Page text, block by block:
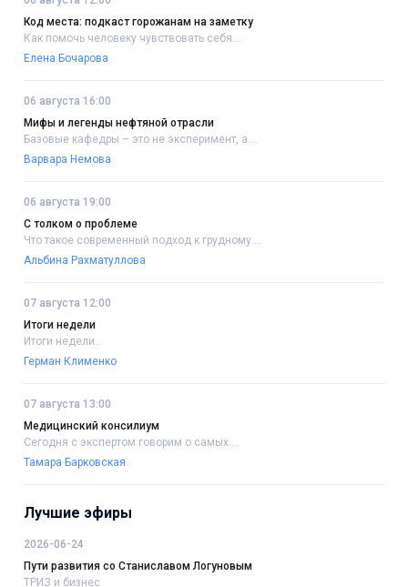
Код места: подкаст горожанам на заметку
Как помочь человеку чувствовать себя....
Елена Бочарова
06 августа 16:00
Мифы и легенды нефтяной отрасли
Базовые кафедры – это не эксперимент, а....
Варвара Немова
06 августа 19:00
С толком о проблеме
Что такое современный подход к грудному....
Альбина Рахматуллова
07 августа 12:00
Итоги недели
Итоги недели..
Герман Клименко
07 августа 13:00
Медицинский консилиум
Сегодня с экспертом говорим о самых....
Тамара Барковская
Лучшие эфиры
2026-06-24
Пути развития со Станиславом Логуновым
ТРИЗ и бизнес